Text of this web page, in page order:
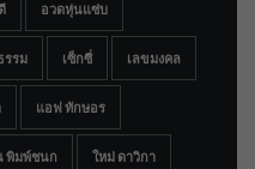
อวดหุ่นแซ่บ
รรม เซ็กซี่ เลขมงคล
แอฟ ทักษอร
พิมพ์ชนก ใหม่ ดาวิกา